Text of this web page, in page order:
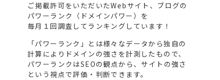
ご掲載許可をいただいたWebサイト、ブログの
パワーランク（ドメインパワー）を
毎月１回調査してランキングしています！
「パワーランク」とは様々なデータから独自の
計算によりドメインの強さを計測したもので、
パワーランクはSEOの観点から、サイトの強さ
という視点で評価・判断できます。